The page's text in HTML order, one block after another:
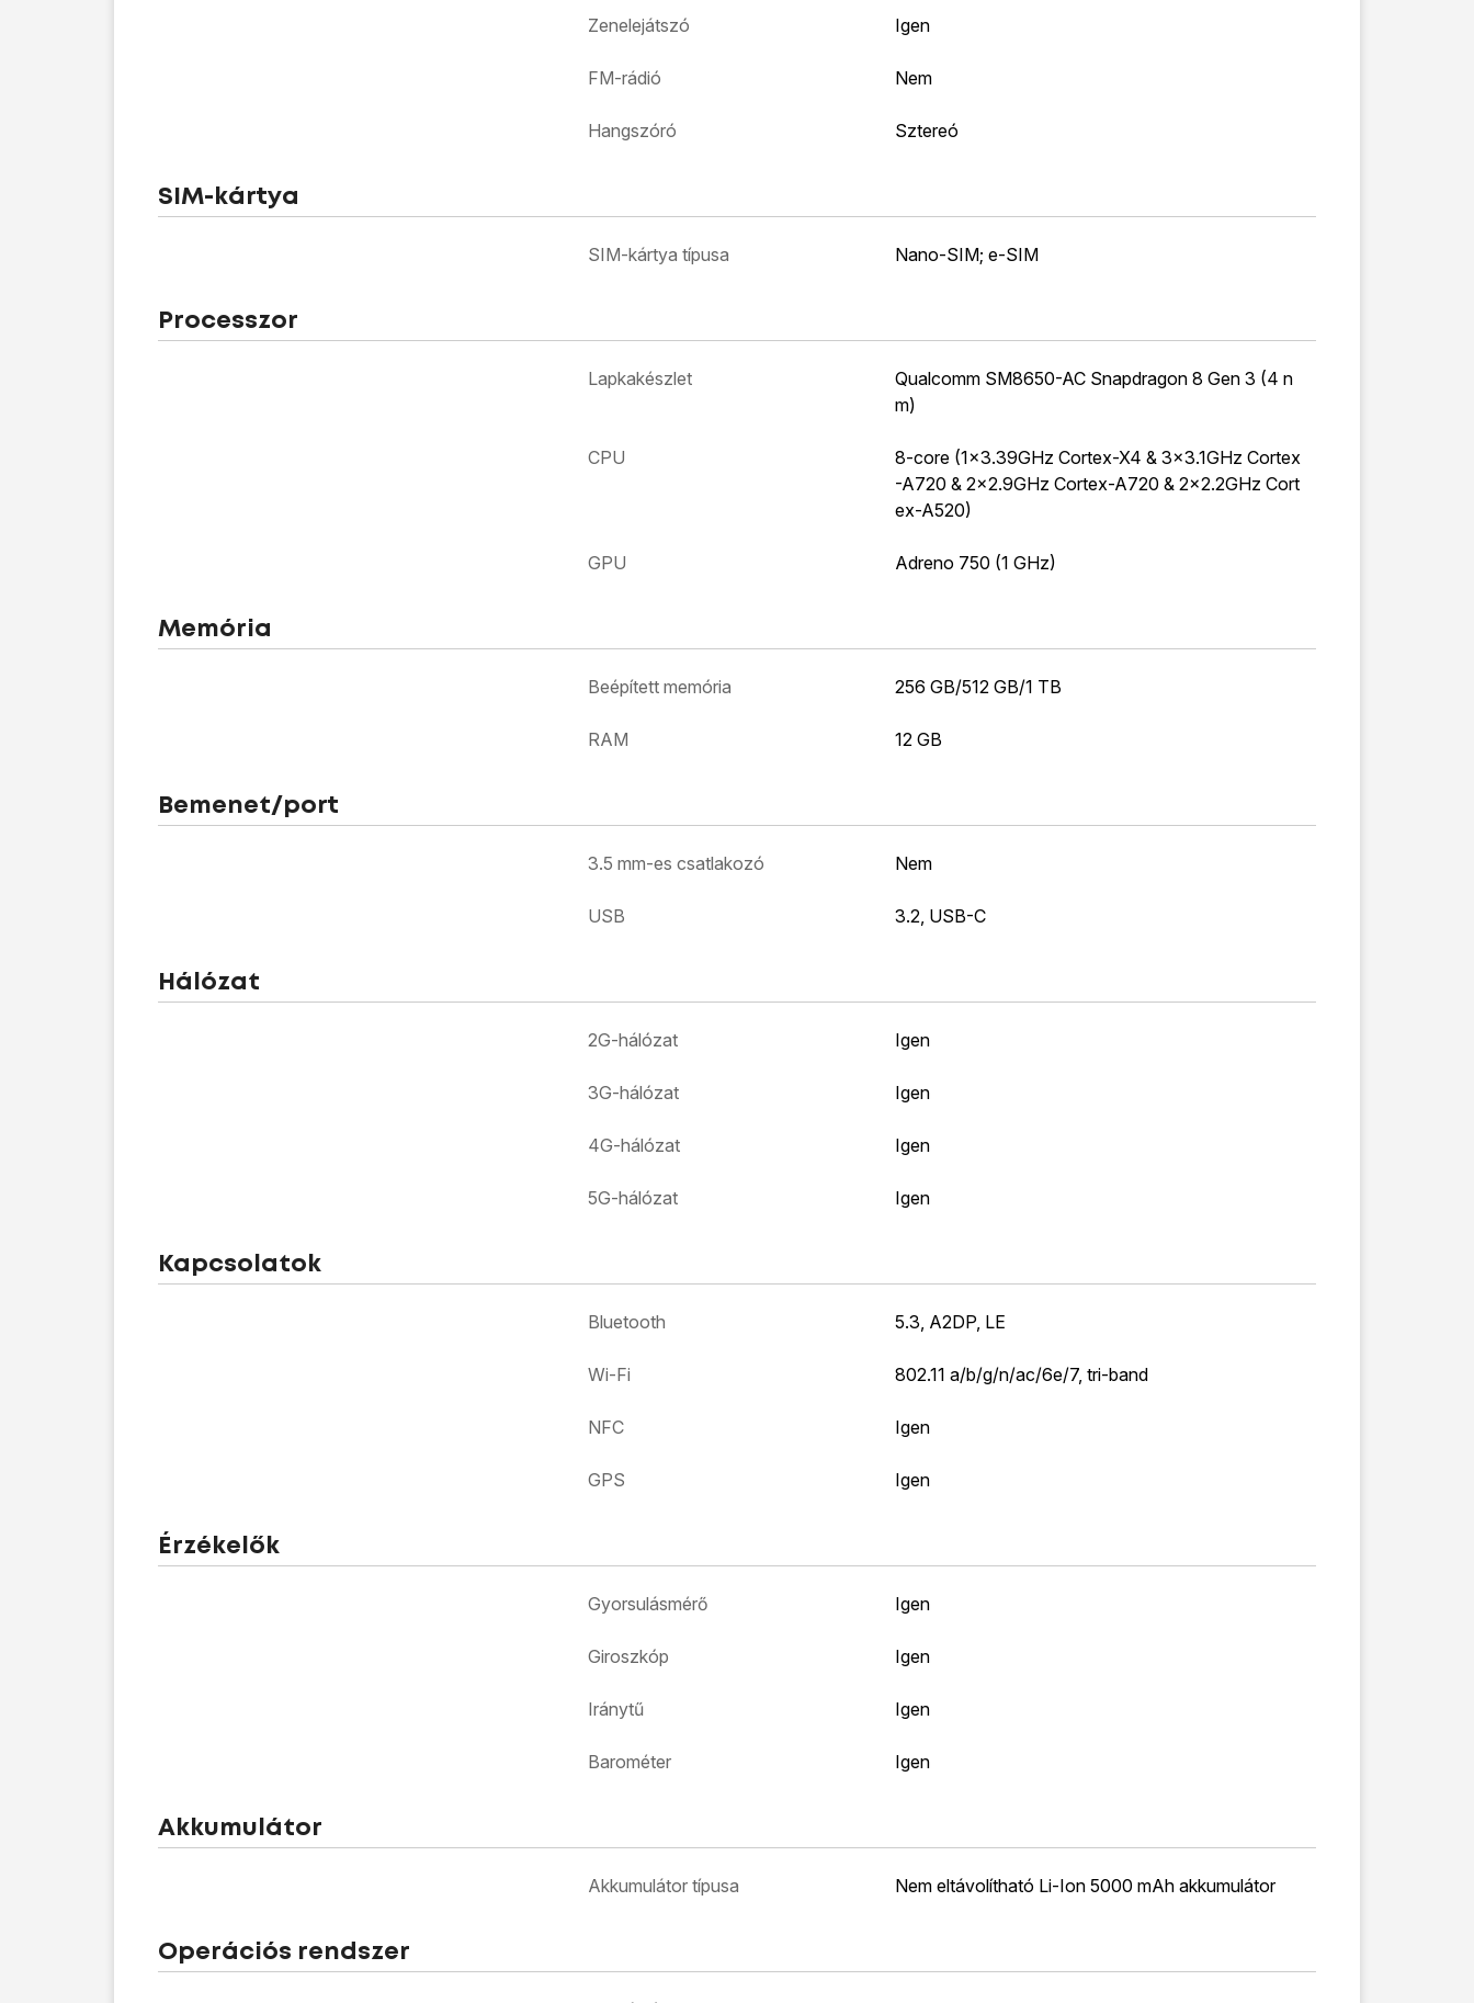
Zenelejátszó Igen
FM-rádió Nem
Hangszóró Sztereó
SIM-kártya
SIM-kártya típusa Nano-SIM; e-SIM
Processzor
Lapkakészlet
Qualcomm SM8650-AC Snapdragon 8 Gen 3 (4 n
m)
CPU
8-core (1x3.39GHz Cortex-X4 & 3x3.1GHz Cortex
-A720 & 2x2.9GHz Cortex-A720 & 2x2.2GHz Cort
ex-A520)
GPU Adreno 750 (1 GHz)
Memória
Beépített memória 256 GB/512 GB/1 TB
RAM 12 GB
Bemenet/port
3.5 mm-es csatlakozó Nem
USB 3.2, USB-C
Hálózat
2G-hálózat Igen
3G-hálózat Igen
4G-hálózat Igen
5G-hálózat Igen
Kapcsolatok
Bluetooth 5.3, A2DP, LE
Wi-Fi 802.11 a/b/g/n/ac/6e/7, tri-band
NFC Igen
GPS Igen
Érzékelők
Gyorsulásmérő Igen
Giroszkóp Igen
Iránytű Igen
Barométer Igen
Akkumulátor
Akkumulátor típusa Nem eltávolítható Li-Ion 5000 mAh akkumulátor
Operációs rendszer